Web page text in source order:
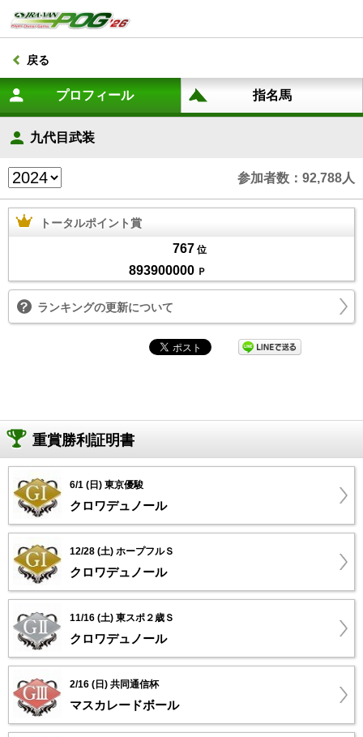
戻る
九代目武装
参加者数：92,788人
トータルポイント賞
767 位
893900000 Ｐ
ランキングの更新について
重賞勝利証明書
6/1 (日) 東京優駿
クロワデュノール
12/28 (土) ホープフルＳ
クロワデュノール
11/16 (土) 東スポ２歳Ｓ
クロワデュノール
2/16 (日) 共同通信杯
マスカレードボール